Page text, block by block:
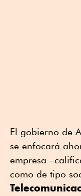
El gobierno de
se enfocará
empresa
como de tipo